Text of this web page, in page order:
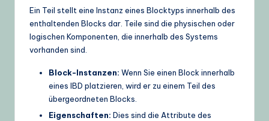
Ein Teil stellt eine Instanz eines Blocktyps innerhalb des
enthaltenden Blocks dar. Teile sind die physischen oder
logischen Komponenten, die innerhalb des Systems
vorhanden sind.
Block-Instanzen: Wenn Sie einen Block innerhalb
eines IBD platzieren, wird er zu einem Teil des
übergeordneten Blocks.
Eigenschaften: Dies sind die Attribute des